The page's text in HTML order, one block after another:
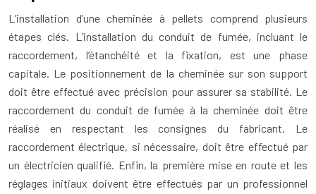
L’installation d’une cheminée à pellets comprend plusieurs
étapes clés. L’installation du conduit de fumée, incluant le
raccordement, l’étanchéité et la fixation, est une phase
capitale. Le positionnement de la cheminée sur son support
doit être effectué avec précision pour assurer sa stabilité. Le
raccordement du conduit de fumée à la cheminée doit être
réalisé en respectant les consignes du fabricant. Le
raccordement électrique, si nécessaire, doit être effectué par
un électricien qualifié. Enfin, la première mise en route et les
réglages initiaux doivent être effectués par un professionnel